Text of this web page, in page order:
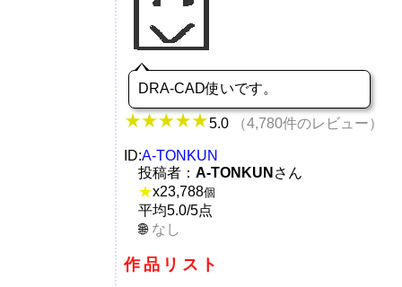
DRA-CAD使いです。
5.0 （4,780件のレビュー）
ID:A-TONKUN
投稿者： A-TONKUN さん
★x23,788個
平均5.0/5点
なし
作品リスト